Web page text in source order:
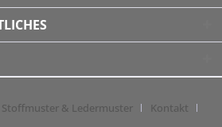
Stoffmuster & Ledermuster
Kontakt